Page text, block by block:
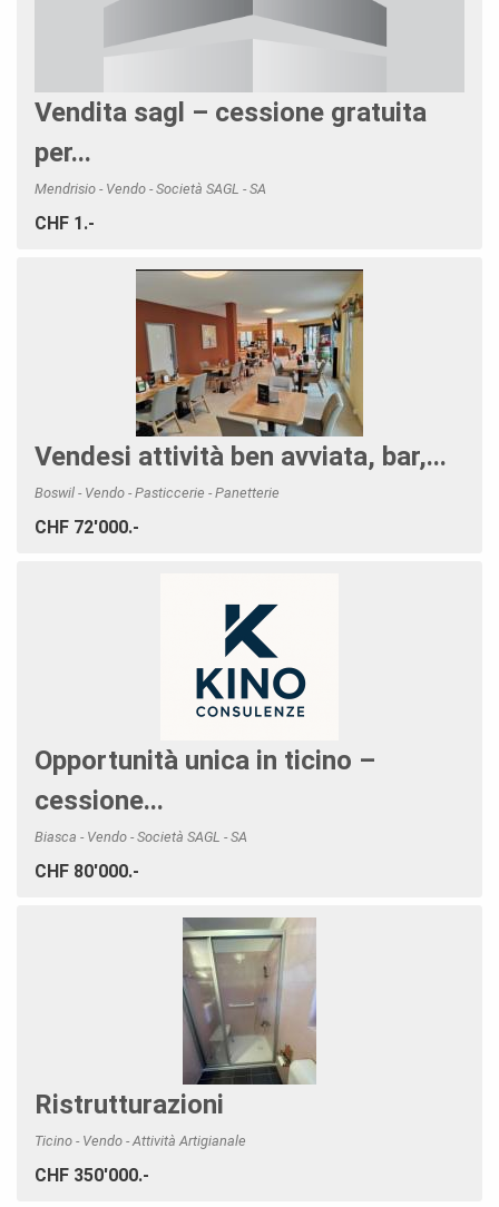
Vendita sagl – cessione gratuita
per...
Mendrisio - Vendo - Società SAGL - SA
CHF 1.-
Vendesi attività ben avviata, bar,...
Boswil - Vendo - Pasticcerie - Panetterie
CHF 72'000.-
Opportunità unica in ticino –
cessione...
Biasca - Vendo - Società SAGL - SA
CHF 80'000.-
Ristrutturazioni
Ticino - Vendo - Attività Artigianale
CHF 350'000.-